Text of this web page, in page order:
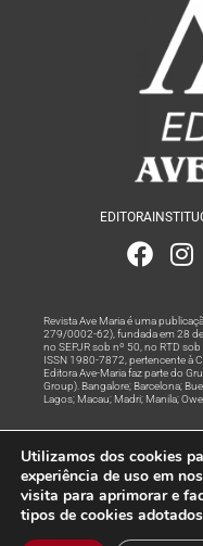
EDITORA
Revista Ave Maria é uma
279/0002-62), fundada em 28
no SEPJR sob nº 50, no RTD
ISSN 1980-7872, pertencente à
Editora Ave-Maria faz parte do
Group). Bangalore; Barcelona;
Lagos; Macau; Madri; Manila;
© Todos os Direitos
Utilizamos dos cookies
experiência de uso em
visita para aprimorar e
tipos de cookies